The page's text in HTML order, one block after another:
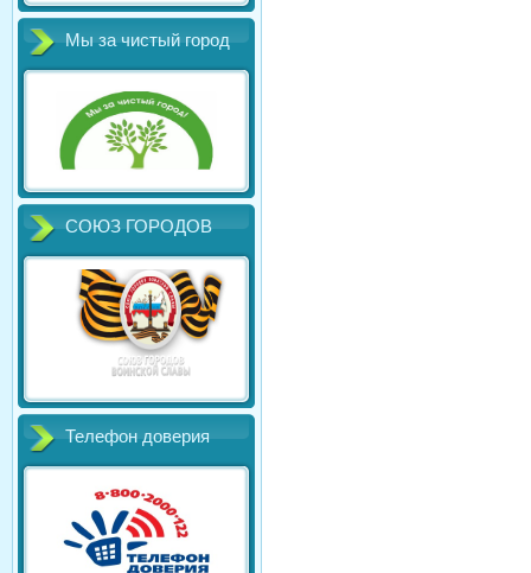
Мы за чистый город
СОЮЗ ГОРОДОВ
Телефон доверия